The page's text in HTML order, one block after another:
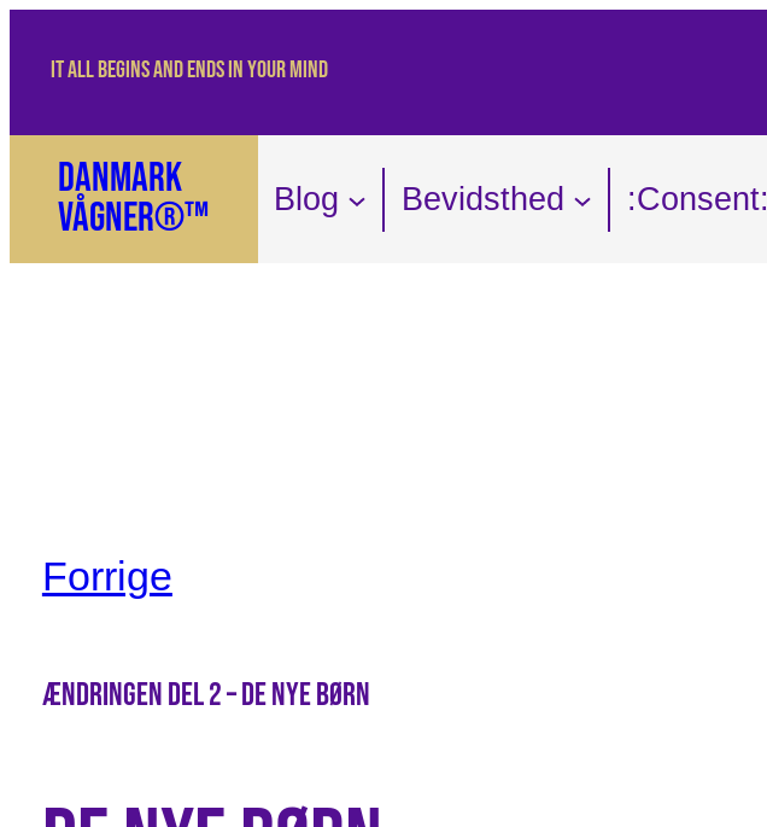
indhold
IT ALL BEGINS AND ENDS IN YOUR MIND
Danmark
Vågner®™
Blog Bevidsthed :Consent:
Forrige
Ændringen Del 2 – De nye børn